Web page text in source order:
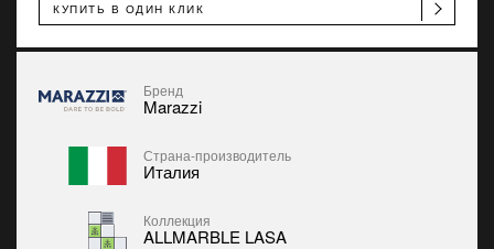
КУПИТЬ В ОДИН КЛИК
Бренд
Marazzi
Страна-производитель
Италия
Коллекция
ALLMARBLE LASA